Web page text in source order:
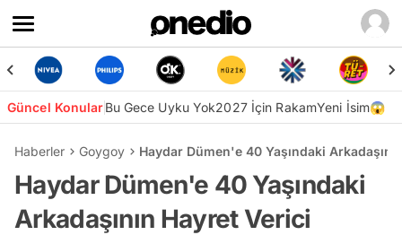
Güncel KonularBu Gece Uyku Yok2027 İçin RakamYeni İsim😱
Haberler Goygoy Haydar Dümen'e 40 Yaşındaki
Haydar Dümen'e 40 Yaşındaki
Arkadaşının Hayret Verici